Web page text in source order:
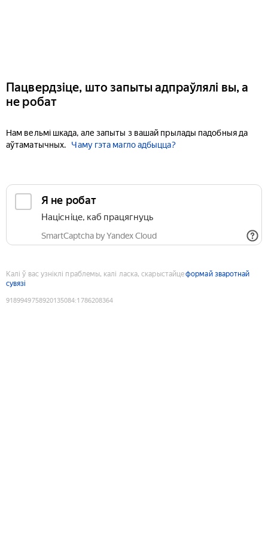
Пацвердзіце, што запыты адпраўлялі вы, а
не робат
Нам вельмі шкада, але запыты з вашай прылады падобныя да
аўтаматычных.
Чаму гэта магло адбыцца?
Я не робат
Націсніце, каб працягнуць
SmartCaptcha by Yandex Cloud
Калі ў вас узніклі праблемы, калі ласка, скарыстайцеформай зваротнай
сувязі
9189949758920135084:1786208364